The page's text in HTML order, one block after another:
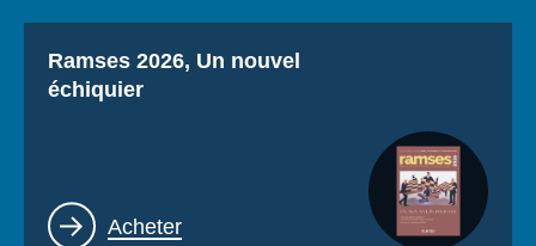
Titre
Ramses 2026, Un nouvel
échiquier
Lien
Acheter